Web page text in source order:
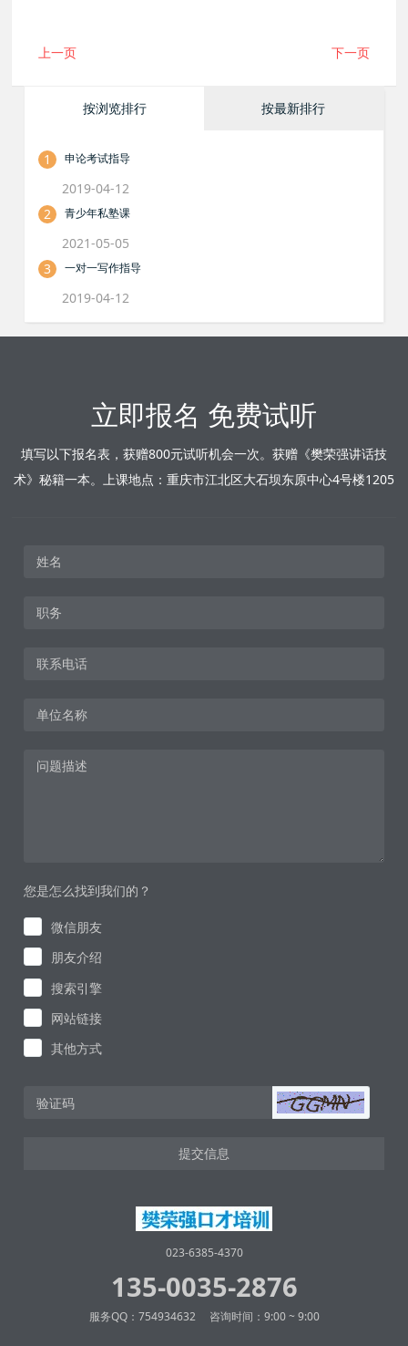
上一页 下一页
按浏览排行 按最新排行
1 申论考试指导
2019-04-12
2
青少年私塾课
2021-05-05
3
一对一写作指导
2019-04-12
立即报名 免费试听
填写以下报名表，获赠800元试听机会一次。获赠《樊荣强讲话技
术》秘籍一本。上课地点：重庆市江北区大石坝东原中心4号楼1205
您是怎么找到我们的？
微信朋友
朋友介绍
搜索引擎
网站链接
其他方式
提交信息
023-6385-4370
135-0035-2876
服务QQ：754934632 咨询时间：9:00 ~ 9:00